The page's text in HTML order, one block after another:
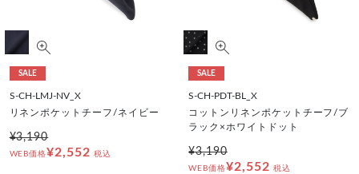
SALE
S-CH-LMJ-NV_X
リネンポケットチーフ/ネイビー
¥3,190
WEB価格¥2,552 税込
SALE
S-CH-PDT-BL_X
コットンリネンポケットチーフ/ブ
ラック×ホワイトドット
¥3,190
WEB価格¥2,552 税込